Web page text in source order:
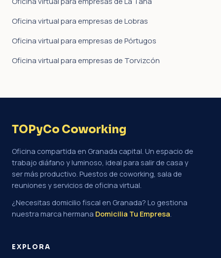
Oficina virtual para empresas de Lobras
Oficina virtual para empresas de Pórtugos
Oficina virtual para empresas de Torvizcón
TOPyCo Coworking
Oficina compartida en Granada capital. Un espacio de
trabajo diáfano y luminoso, ideal para salir de casa y
ser más productivo. Puestos de coworking, sala de
reuniones y servicios de oficina virtual.
¿Necesitas domicilio fiscal en Granada? Lo gestiona
nuestra marca hermana Domicilia Tu Empresa.
EXPLORA